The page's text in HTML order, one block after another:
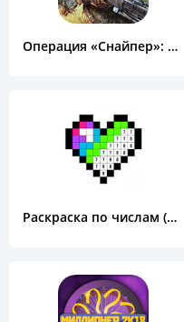
Операция «Снайпер»: Топ 3D шутер
Раскраска по числам (Color by Number)